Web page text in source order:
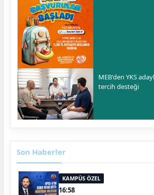
MEB'den YKS
tercih desteği
Son Haberler
KAMPÜS ÖZEL
16:58